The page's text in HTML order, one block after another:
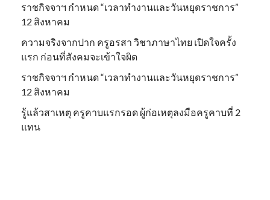
ราชกิจจาฯ กำหนด “เวลาทำงานและวันหยุดราชการ”
12 สิงหาคม
ความจริงจากปาก ครูอรสา วิชาภาษาไทย เปิดใจครั้ง
แรก ก่อนที่สังคมจะเข้าใจผิด
ราชกิจจาฯ กำหนด “เวลาทำงานและวันหยุดราชการ”
12 สิงหาคม
รู้แล้วสาเหตุ ครูคาบแรกรอด ผู้ก่อเหตุลงมือครูคาบที่ 2
แทน